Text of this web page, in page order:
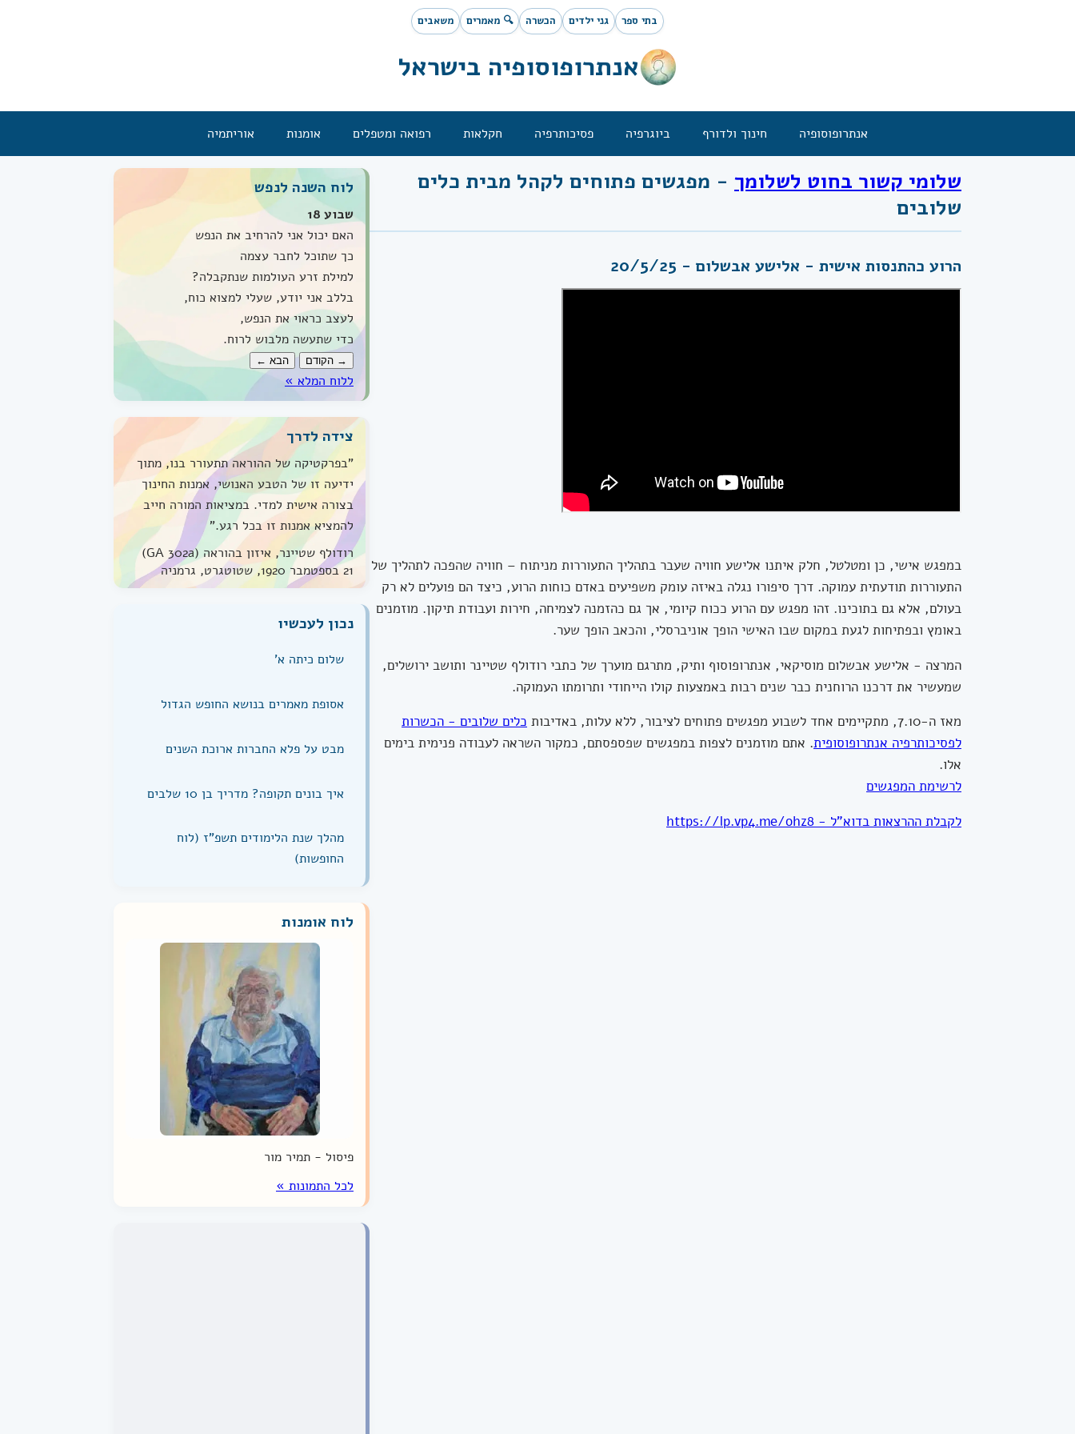
בתי ספר גני ילדים הכשרה 🔍 מאמרים משאבים
אנתרופוסופיה בישראל
אנתרופוסופיה חינוך ולדורף ביוגרפיה פסיכותרפיה חקלאות רפואה ומטפלים אומנות אוריתמיה
שלומי קשור בחוט לשלומך - מפגשים פתוחים לקהל מבית כלים
שלובים
הרוע כהתנסות אישית - אלישע אבשלום - 20/5/25
במפגש אישי, כן ומטלטל, חלק איתנו אלישע חוויה שעבר בתהליך התעוררות מניתוח – חוויה שהפכה לתהליך של
התעוררות תודעתית עמוקה. דרך סיפורו נגלה באיזה עומק משפיעים באדם כוחות הרוע, כיצד הם פועלים לא רק
בעולם, אלא גם בתוכינו. זהו מפגש עם הרוע ככוח קיומי, אך גם כהזמנה לצמיחה, חירות ועבודת תיקון. מוזמנים
באומץ ובפתיחות לגעת במקום שבו האישי הופך אוניברסלי, והכאב הופך שער.
המרצה - אלישע אבשלום מוסיקאי, אנתרופוסוף ותיק, מתרגם מוערך של כתבי רודולף שטיינר ותושב ירושלים,
שמעשיר את דרכנו הרוחנית כבר שנים רבות באמצעות קולו הייחודי ותרומתו העמוקה.
מאז ה-7.10, מתקיימים אחד לשבוע מפגשים פתוחים לציבור, ללא עלות, באדיבות
כלים שלובים - הכשרות
לפסיכותרפיה אנתרופוסופית. אתם מוזמנים לצפות במפגשים שפספסתם, כמקור השראה לעבודה פנימית בימים
אלו.
לרשימת המפגשים
לקבלת ההרצאות בדוא"ל - https://lp.vp4.me/ohz8
לוח השנה לנפש
שבוע 18
האם יכול אני להרחיב את הנפש
כך שתוכל לחבר עצמה
למילת זרע העולמות שנתקבלה?
בללב אני יודע, שעלי למצוא כוח,
לעצב כראוי את הנפש,
כדי שתעשה מלבוש לרוח.
→ הקודם הבא ←
ללוח המלא »
צידה לדרך
"בפרקטיקה של ההוראה תתעורר בנו, מתוך
ידיעה זו של הטבע האנושי, אמנות החינוך
בצורה אישית למדי. במציאות המורה חייב
להמציא אמנות זו בכל רגע."
רודולף שטיינר, איזון בהוראה (GA 302a)
21 בספטמבר 1920, שטוטגרט, גרמניה
נכון לעכשיו
שלום כיתה א'
אסופת מאמרים בנושא החופש הגדול
מבט על פלא החברות ארוכת השנים
איך בונים תקופה? מדריך בן 10 שלבים
מהלך שנת הלימודים תשפ"ז (לוח
החופשות)
לוח אומנות
פיסול - תמיר מור
לכל התמונות »